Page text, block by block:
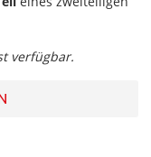
verfügbar.